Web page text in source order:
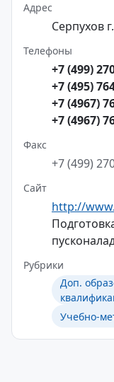
Адрес
Серпухов
Телефоны
+7 (499)
+7 (495)
+7 (4967)
+7 (4967)
Факс
+7 (499)
Сайт
http://
Рубрики
Доп.
Учебно-